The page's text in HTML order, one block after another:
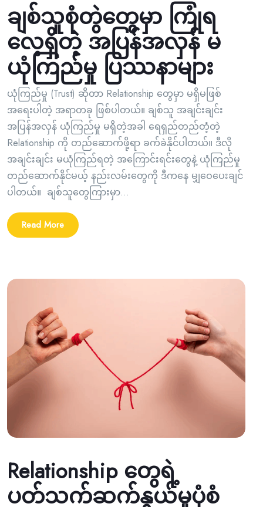
ချစ်သူစုံတွဲတွေမှာ ကြုံရ
လေ့ရှိတဲ့ အပြန်အလှန် မ
ယုံကြည်မှု ပြဿနာများ
ယုံကြည်မှု (Trust) ဆိုတာ Relationship တွေမှာ မရှိမဖြစ်
အရေးပါတဲ့ အရာတခု ဖြစ်ပါတယ်။ ချစ်သူ အချင်းချင်း
အပြန်အလှန် ယုံကြည်မှု မရှိတဲ့အခါ ရေရှည်တည်တံ့တဲ့
Relationship ကို တည်ဆောက်ဖို့ရာ ခက်ခဲနိုင်ပါတယ်။ ဒီလို
အချင်းချင်း မယုံကြည်ရတဲ့ အကြောင်းရင်းတွေနဲ့ ယုံကြည်မှု
တည်ဆောက်နိုင်မယ့် နည်းလမ်းတွေကို ဒီကနေ မျှဝေပေးချင်
ပါတယ်။ ချစ်သူတွေကြားမှာ...
Read More
Relationship တွေရဲ့
ပတ်သက်ဆက်နွယ်မှုပုံစံ